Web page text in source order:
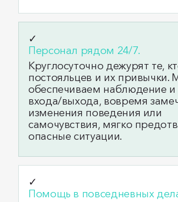
✓
Персонал рядом 24/7.
Круглосуточно дежурят те,
постояльцев и их привычки.
обеспечиваем наблюдение и
входа/выхода, вовремя
изменения поведения или
самочувствия, мягко
опасные ситуации.
✓
Помощь в повседневных